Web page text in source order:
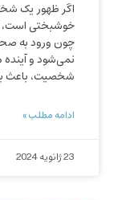
اگر ظهور یک
خوشبختی است،
چون ورود به
نمی‌شود و
شخصیت، باعث
ادامه مطلب »
23 ژانویه 2024